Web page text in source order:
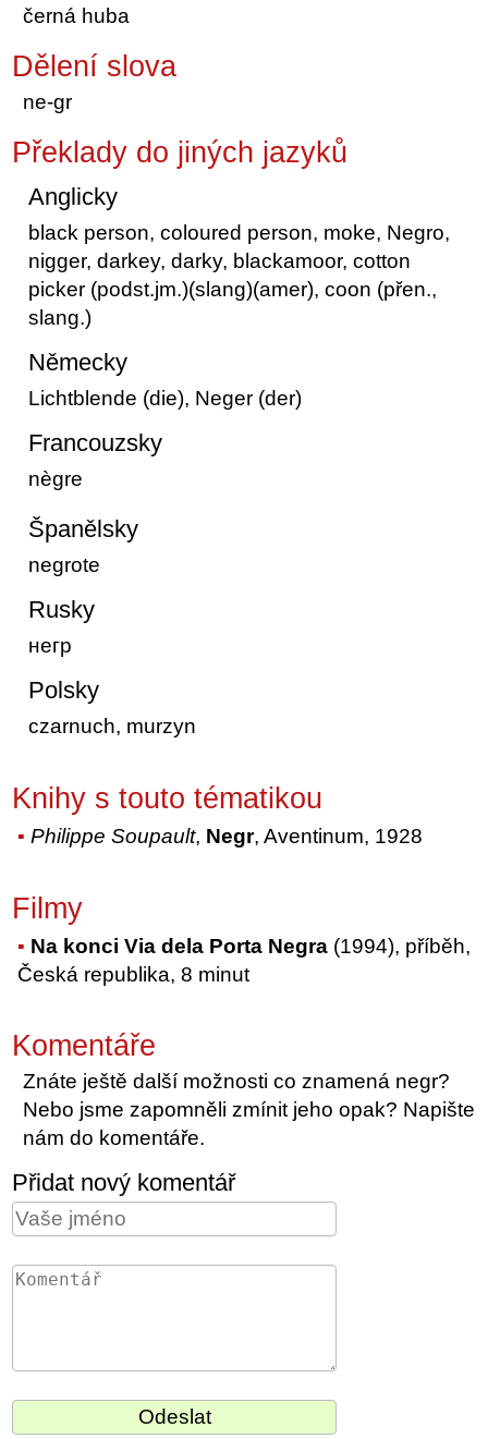
černá huba
Dělení slova
ne-gr
Překlady do jiných jazyků
Anglicky
black person, coloured person, moke, Negro,
nigger, darkey, darky, blackamoor, cotton
picker (podst.jm.)(slang)(amer), coon (přen.,
slang.)
Německy
Lichtblende (die), Neger (der)
Francouzsky
nègre
Španělsky
negrote
Rusky
негр
Polsky
czarnuch, murzyn
Knihy s touto tématikou
Philippe Soupault, Negr, Aventinum, 1928
Filmy
Na konci Via dela Porta Negra (1994), příběh,
Česká republika, 8 minut
Komentáře
Znáte ještě další možnosti co znamená negr?
Nebo jsme zapomněli zmínit jeho opak? Napište
nám do komentáře.
Přidat nový komentář